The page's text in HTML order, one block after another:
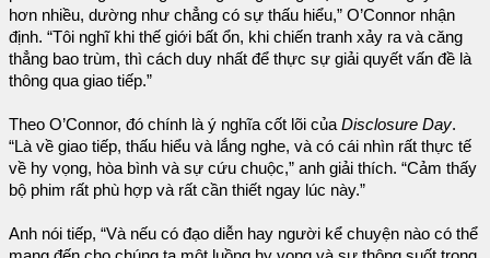
hơn nhiều, dường như chẳng có sự thấu hiểu,” O’Connor nhận
định. “Tôi nghĩ khi thế giới bất ổn, khi chiến tranh xảy ra và căng
thẳng bao trùm, thì cách duy nhất để thực sự giải quyết vấn đề là
thông qua giao tiếp.”
Theo O’Connor, đó chính là ý nghĩa cốt lõi của Disclosure Day.
“Là về giao tiếp, thấu hiểu và lắng nghe, và có cái nhìn rất thực tế
về hy vọng, hòa bình và sự cứu chuộc,” anh giải thích. “Cảm thấy
bộ phim rất phù hợp và rất cần thiết ngay lúc này.”
Anh nói tiếp, “Và nếu có đạo diễn hay người kể chuyện nào có thể